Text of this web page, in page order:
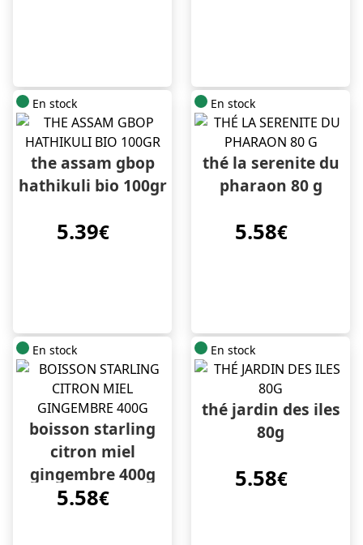
En stock
the assam gbop
hathikuli bio 100gr
5.39€
En stock
thé la serenite du
pharaon 80 g
5.58€
En stock
boisson starling
citron miel
gingembre 400g
5.58€
En stock
thé jardin des iles
80g
5.58€